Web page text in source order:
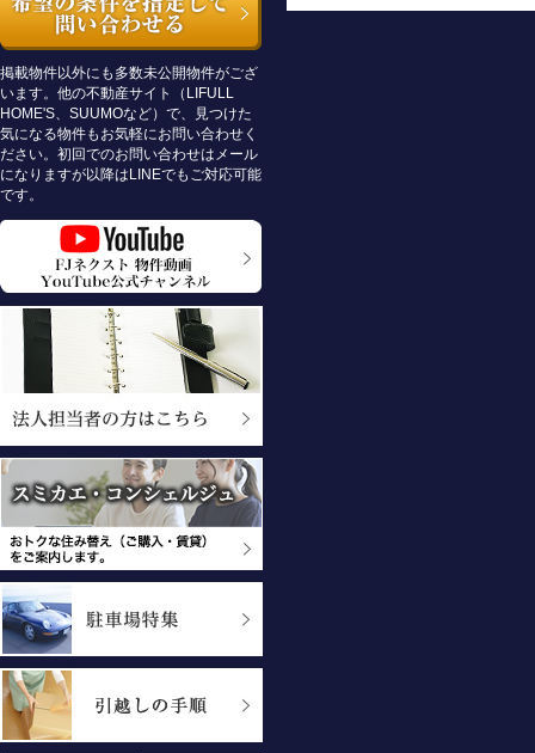
掲載物件以外にも多数未公開物件がござ
います。他の不動産サイト（LIFULL
HOME'S、SUUMOなど）で、見つけた
気になる物件もお気軽にお問い合わせく
ださい。初回でのお問い合わせはメール
になりますが以降はLINEでもご対応可能
です。